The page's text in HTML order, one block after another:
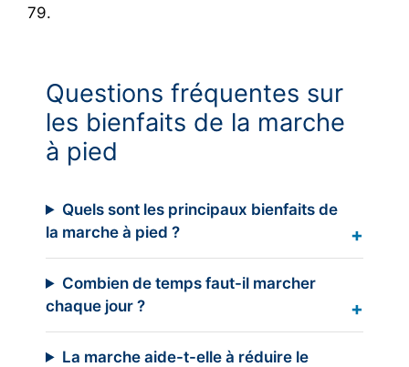
79.
Questions fréquentes sur
les bienfaits de la marche
à pied
Quels sont les principaux bienfaits de
la marche à pied ?
Combien de temps faut-il marcher
chaque jour ?
La marche aide-t-elle à réduire le